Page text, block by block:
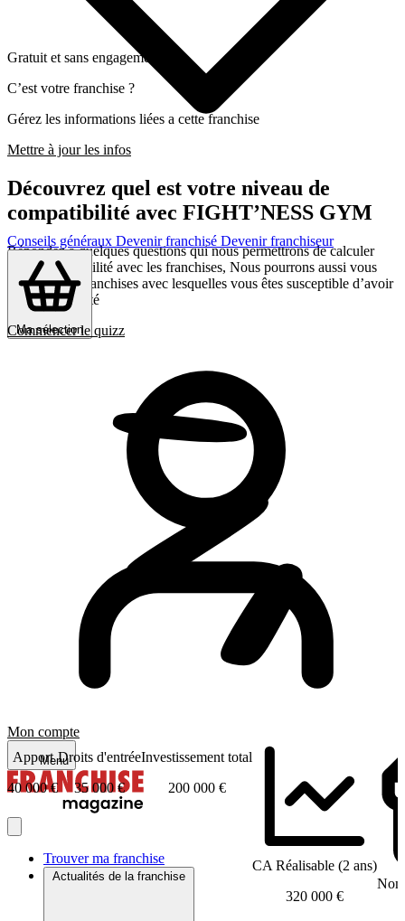
Conseils généraux Devenir franchisé Devenir franchiseur
Ma sélection
Mon compte
Menu
Trouver ma franchise
Actualités de la franchise
Gratuit et sans engagement
C’est votre franchise ?
Gérez les informations liées a cette franchise
Mettre à jour les infos
Découvrez quel est votre niveau de
compatibilité avec FIGHT’NESS GYM
Répondez a quelques questions qui nous permettrons de calculer
votre compatibilité avec les franchises, Nous pourrons aussi vous
présenter les franchises avec lesquelles vous êtes susceptible d’avoir
le plus d’affinité
Commencer le quizz
Apport
40 000 €
Droits d'entrée
35 000 €
Investissement total
200 000 €
CA Réalisable (2 ans)
320 000 €